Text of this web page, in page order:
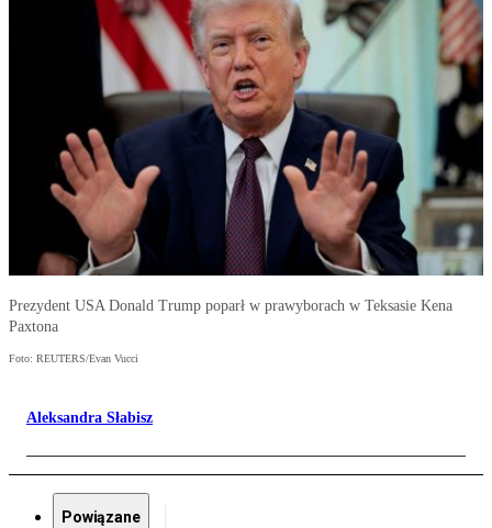
Prezydent USA Donald Trump poparł w prawyborach w Teksasie Kena
Paxtona
Foto: REUTERS/Evan Vucci
Aleksandra Słabisz
Powiązane